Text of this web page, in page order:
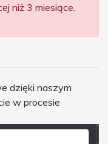
niż 3 miesiące.
dzięki naszym
w procesie